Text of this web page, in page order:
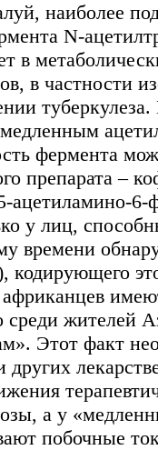
наиболее
N-
в
в частности
фермента
препарата –
ацетиламино-
у лиц,
времени
кодирующего
среди жителей
Этот факт
других
а у
побочные